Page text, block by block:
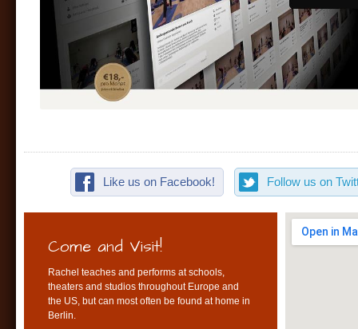
Like us on Facebook! Follow us on
Come and Visit!
Rachel teaches and performs at schools,
theaters and studios throughout Europe and
the US, but can most often be found at home in
Berlin.